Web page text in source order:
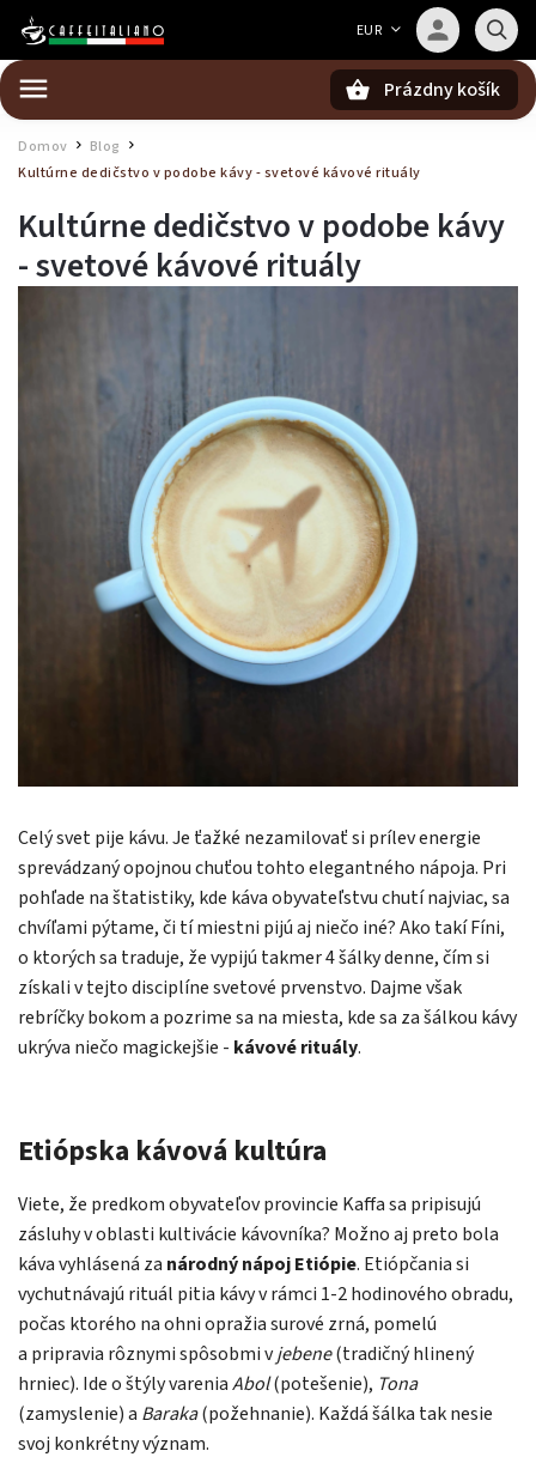
EUR
Prázdny košík
Domov Blog
Kultúrne dedičstvo v podobe kávy - svetové kávové rituály
Kultúrne dedičstvo v podobe kávy
- svetové kávové rituály
Celý svet pije kávu. Je ťažké nezamilovať si prílev energie
sprevádzaný opojnou chuťou tohto elegantného nápoja. Pri
pohľade na štatistiky, kde káva obyvateľstvu chutí najviac, sa
chvíľami pýtame, či tí miestni pijú aj niečo iné? Ako takí Fíni,
o ktorých sa traduje, že vypijú takmer 4 šálky denne, čím si
získali v tejto disciplíne svetové prvenstvo. Dajme však
rebríčky bokom a pozrime sa na miesta, kde sa za šálkou kávy
ukrýva niečo magickejšie - kávové rituály.
Etiópska kávová kultúra
Viete, že predkom obyvateľov provincie Kaffa sa pripisujú
zásluhy v oblasti kultivácie kávovníka? Možno aj preto bola
káva vyhlásená za národný nápoj Etiópie. Etiópčania si
vychutnávajú rituál pitia kávy v rámci 1-2 hodinového obradu,
počas ktorého na ohni opražia surové zrná, pomelú
a pripravia rôznymi spôsobmi vjebene(tradičný hlinený
hrniec). Ide o štýly vareniaAbol(potešenie), Tona
(zamyslenie) a Baraka(požehnanie). Každá šálka tak nesie
svoj konkrétny význam.
Barista — poradca Caffeitaliano